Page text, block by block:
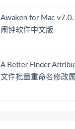
Awaken for Mac
闹钟软件中文版
A Better Finder
文件批量重命名修改